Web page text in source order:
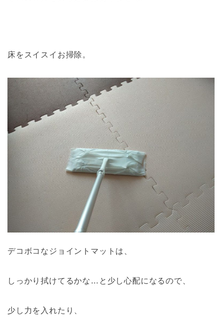
床をスイスイお掃除。
デコボコなジョイントマットは、
しっかり拭けてるかな…と少し心配になるので、
少し力を入れたり、